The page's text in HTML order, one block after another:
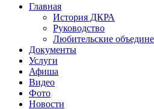
Главная
История ДКРА
Руководство
Любительские
Документы
Услуги
Афиша
Видео
Фото
Новости